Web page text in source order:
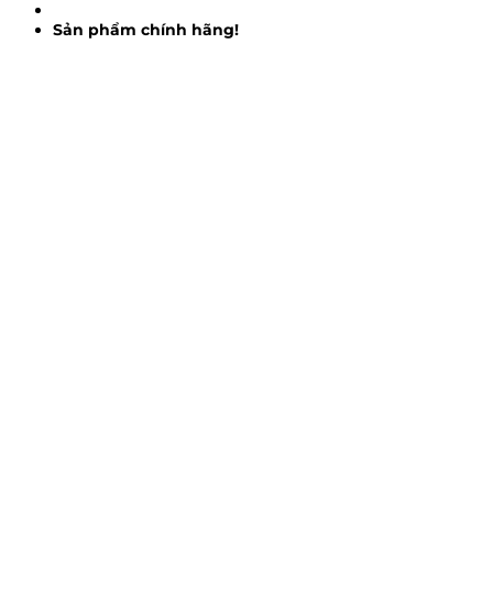
Sản phẩm chính hãng!